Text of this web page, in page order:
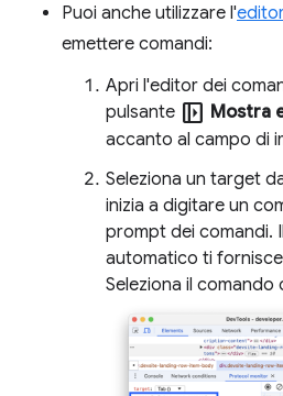
Puoi anche utilizzare l'
emettere comandi:
Apri l'editor dei
pulsante left_panel_open Mostra
accanto al campo di
Seleziona un target
inizia a digitare un
prompt dei comandi.
automatico ti
Seleziona il comando